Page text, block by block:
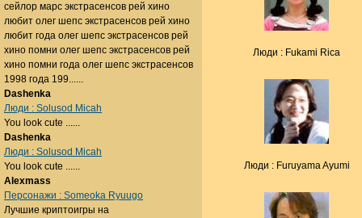
Люди : Fukami Rica
Люди : Furuyama Ayumi
сейлор марс экстрасенсов рей хино
любит олег шепс экстрасенсов рей хино
любит года олег шепс экстрасенсов рей
хино помни олег шепс экстрасенсов рей
хино помни года олег шепс экстрасенсов
1998 года 199......
Dashenka
Люди : Solusod Micah
You look cute ......
Dashenka
Люди : Solusod Micah
You look cute ......
Alexmass
Персонажи : Someoka Ryuugo
Лучшие криптоигры на